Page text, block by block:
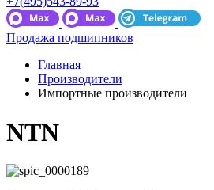
Продажа подшипников
Главная
Производители
Импортные производители
NTN